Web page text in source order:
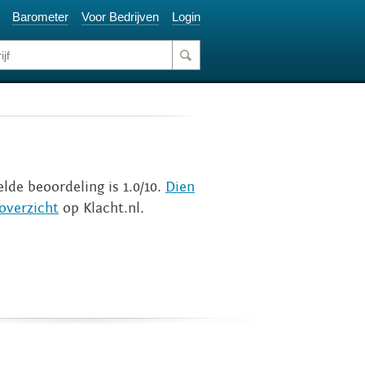
Barometer Voor Bedrijven Login
beoordeling is 1.0/10. Dien
op Klacht.nl.